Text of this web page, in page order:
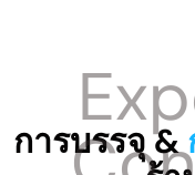
การบรรจุ &